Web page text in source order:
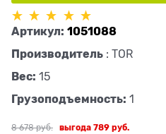
Артикул: 1051088
Производитель : TOR
Вес: 15
Грузоподъемность: 1
8 678 руб. выгода789 руб.